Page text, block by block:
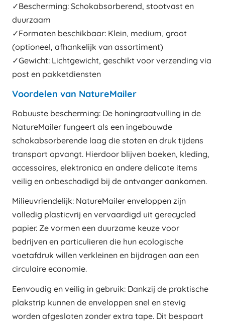
✓Bescherming: Schokabsorberend, stootvast en
duurzaam
✓Formaten beschikbaar: Klein, medium, groot
(optioneel, afhankelijk van assortiment)
✓Gewicht: Lichtgewicht, geschikt voor verzending via
post en pakketdiensten
Voordelen van NatureMailer
Robuuste bescherming: De honingraatvulling in de
NatureMailer fungeert als een ingebouwde
schokabsorberende laag die stoten en druk tijdens
transport opvangt. Hierdoor blijven boeken, kleding,
accessoires, elektronica en andere delicate items
veilig en onbeschadigd bij de ontvanger aankomen.
Milieuvriendelijk: NatureMailer enveloppen zijn
volledig plasticvrij en vervaardigd uit gerecycled
papier. Ze vormen een duurzame keuze voor
bedrijven en particulieren die hun ecologische
voetafdruk willen verkleinen en bijdragen aan een
circulaire economie.
Eenvoudig en veilig in gebruik: Dankzij de praktische
plakstrip kunnen de enveloppen snel en stevig
worden afgesloten zonder extra tape. Dit bespaart